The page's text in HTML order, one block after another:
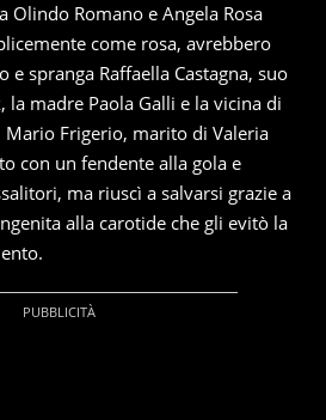
Olindo Romano e Angela Rosa
come rosa, avrebbero
e spranga Raffaella Castagna, suo
la madre Paola Galli e la vicina di
Mario Frigerio, marito di Valeria
con un fendente alla gola e
ma riuscì a salvarsi grazie a
alla carotide che gli evitò la